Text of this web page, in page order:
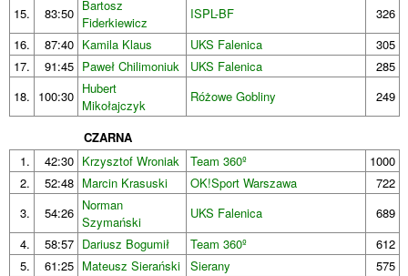
15.
83:50 Bartosz
Fiderkiewicz
ISPL-BF
326
16.
87:40 Kamila Klaus UKS Falenica
305
17.
91:45 Paweł Chilimoniuk UKS Falenica
285
18. 100:30 Hubert
Mikołajczyk
Różowe Gobliny 249
CZARNA
1.
42:30 Krzysztof Wroniak Team 360º
1000
2.
52:48 Marcin Krasuski OK!Sport Warszawa
722
3.
54:26 Norman
Szymański
UKS Falenica
689
4.
58:57 Dariusz Bogumił Team 360º
612
5.
61:25 Mateusz Sierański Sierany
575